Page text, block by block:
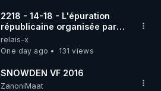
2218 - 14-18 - L'épuration
républicaine organisée par
les frères de la truelle
relais-x
One day ago
131 views
SNOWDEN VF 2016
ZanoniMaat